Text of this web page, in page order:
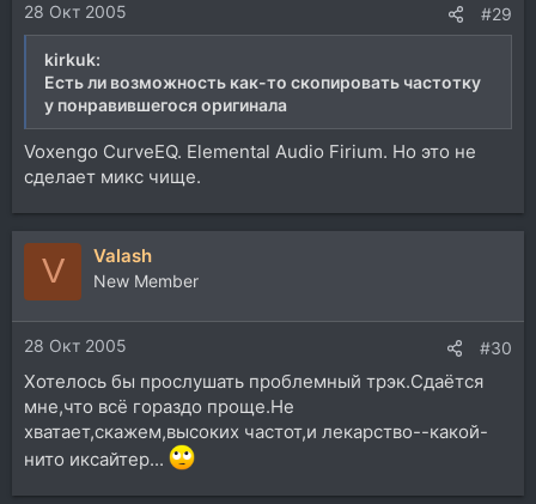
28 Окт 2005 #29
kirkuk:
Есть ли возможность как-то скопировать частотку
у понравившегося оригинала
Voxengo CurveEQ. Elemental Audio Firium. Но это не
сделает микс чище.
V Valash
New Member
28 Окт 2005 #30
Хотелось бы прослушать проблемный трэк.Сдаётся
мне,что всё гораздо проще.Не
хватает,скажем,высоких частот,и лекарство--какой-
нито иксайтер...